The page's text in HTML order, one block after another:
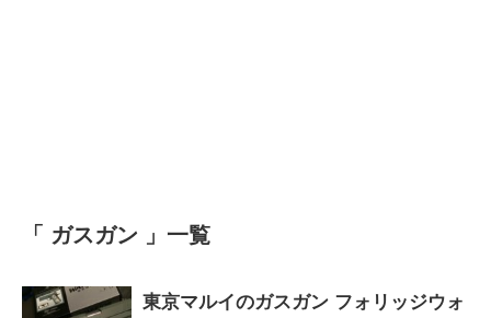
「 ガスガン 」一覧
東京マルイのガスガン フォリッジウォ